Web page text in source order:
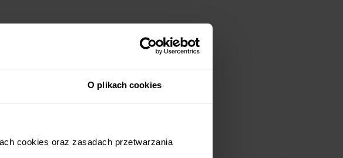
O plikach cookies
cookies oraz zasadach przetwarzania